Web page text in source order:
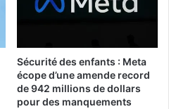
Sécurité des enfants : Meta
écope d’une amende record
de 942 millions de dollars
pour des manquements